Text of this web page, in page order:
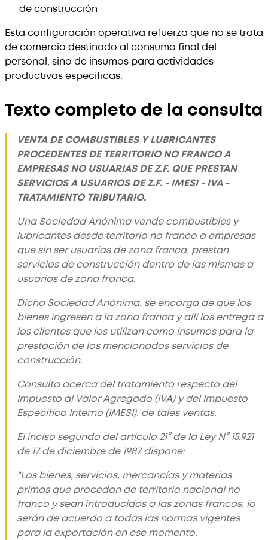
de construcción
Esta configuración operativa refuerza que no se trata
de comercio destinado al consumo final del
personal, sino de insumos para actividades
productivas específicas.
Texto completo de la consulta
VENTA DE COMBUSTIBLES Y LUBRICANTES
PROCEDENTES DE TERRITORIO NO FRANCO A
EMPRESAS NO USUARIAS DE Z.F. QUE PRESTAN
SERVICIOS A USUARIOS DE Z.F. - IMESI - IVA -
TRATAMIENTO TRIBUTARIO.
Una Sociedad Anónima vende combustibles y
lubricantes desde territorio no franco a empresas
que sin ser usuarias de zona franca, prestan
servicios de construcción dentro de las mismas a
usuarios de zona franca.
Dicha Sociedad Anónima, se encarga de que los
bienes ingresen a la zona franca y allí los entrega a
los clientes que los utilizan como insumos para la
prestación de los mencionados servicios de
construcción.
Consulta acerca del tratamiento respecto del
Impuesto al Valor Agregado (IVA) y del Impuesto
Específico Interno (IMESI), de tales ventas.
El inciso segundo del artículo 21° de la Ley N° 15.921
de 17 de diciembre de 1987 dispone:
"Los bienes, servicios, mercancías y materias
primas que procedan de territorio nacional no
franco y sean introducidos a las zonas francas, lo
serán de acuerdo a todas las normas vigentes
para la exportación en ese momento.